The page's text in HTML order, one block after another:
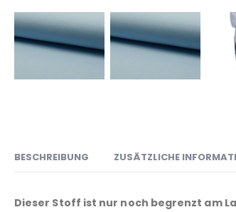
BESCHREIBUNG ZUSÄTZLICHE
Dieser Stoff ist nur noch begrenzt am